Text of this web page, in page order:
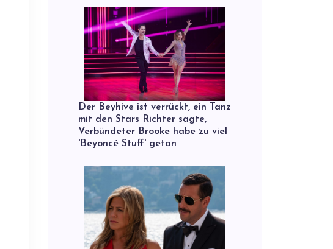
Der Beyhive ist verrückt, ein Tanz
mit den Stars Richter sagte,
Verbündeter Brooke habe zu viel
'Beyoncé Stuff' getan